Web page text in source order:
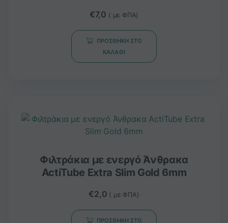
€7,0 ( με ΦΠΑ)
ΠΡΟΣΘΉΚΗ ΣΤΟ
ΚΑΛΆΘΙ
Φιλτράκια με ενεργό Άνθρακα
ActiTube Extra Slim Gold 6mm
€2,0 ( με ΦΠΑ)
ΠΡΟΣΘΉΚΗ ΣΤΟ